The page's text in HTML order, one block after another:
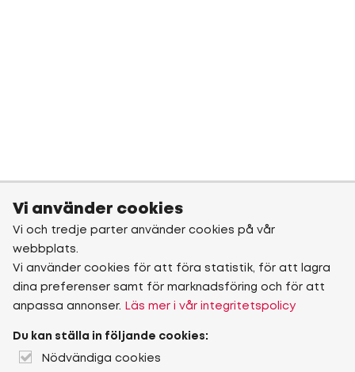
Vi använder cookies
Vi och tredje parter använder cookies på vår
webbplats.
Vi använder cookies för att föra statistik, för att lagra
dina preferenser samt för marknadsföring och för att
anpassa annonser.
Läs mer i vår integritetspolicy
Du kan ställa in följande cookies:
Nödvändiga cookies